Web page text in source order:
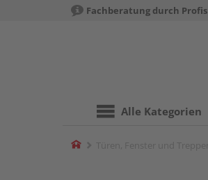
Fachberatung durch Profis
Alle Kategorien
Home